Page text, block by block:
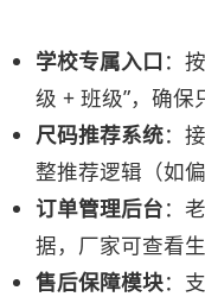
学校专属入口：
级 + 班级”，确保
尺码推荐系统：
整推荐逻辑（如
订单管理后台：
据，厂家可查看生
售后保障模块：